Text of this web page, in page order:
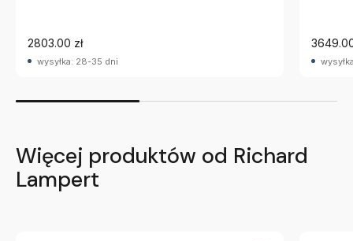
2803.00 zł
wysyłka: 28-35 dni
Więcej produktów od Richard
Lampert